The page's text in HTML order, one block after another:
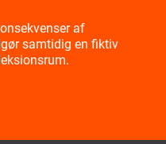
af
samtidig en fiktiv